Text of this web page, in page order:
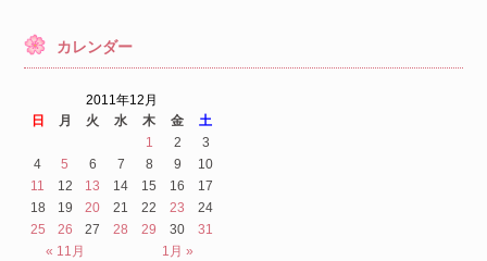
カレンダー
2011年12月
日
月 火 水 木 金 土
« 11月 1月 »
1 2
3
4
5 6 7 8 9
10
11
12 13 14 15 16
17
18
19 20 21 22 23
24
25
26 27 28 29 30 31